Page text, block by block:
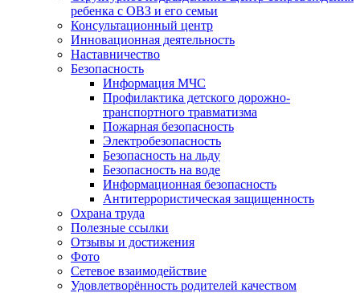
ребенка с ОВЗ и его семьи
Консультационный центр
Инновационная деятельность
Наставничество
Безопасность
Информация МЧС
Профилактика детского дорожно-
транспортного травматизма
Пожарная безопасность
Электробезопасность
Безопасность на льду
Безопасность на воде
Информационная безопасность
Антитеррористическая защищенность
Охрана труда
Полезные ссылки
Отзывы и достижения
Фото
Сетевое взаимодействие
Удовлетворённость родителей качеством